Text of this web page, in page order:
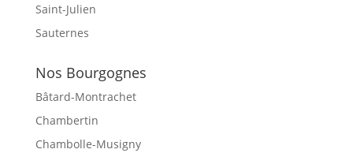
Saint-Julien
Sauternes
Nos Bourgognes
Bâtard-Montrachet
Chambertin
Chambolle-Musigny